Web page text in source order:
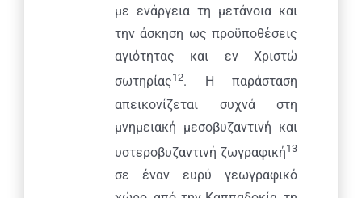
με ενάργεια τη μετάνοια και
την άσκηση ως προϋποθέσεις
αγιότητας και εν Χριστώ
σωτηρίας12. Η παράσταση
απεικονίζεται συχνά στη
μνημειακή μεσοβυζαντινή και
υστεροβυζαντινή ζωγραφική13
σε έναν ευρύ γεωγραφικό